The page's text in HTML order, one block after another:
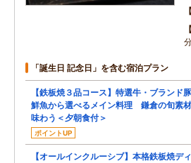
「誕生日 記念日」を含む宿泊プラン
【鉄板焼３品コース】特選牛・ブランド豚
鮮魚から選べるメイン料理 鎌倉の旬素
味わう＜夕朝食付＞
ポイントUP
【オールインクルーシブ】本格鉄板焼デ